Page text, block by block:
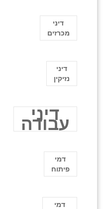
דיני
מכרזים
דיני
נזיקין
דיני
עבודה
דמי
פיתוח
דמי